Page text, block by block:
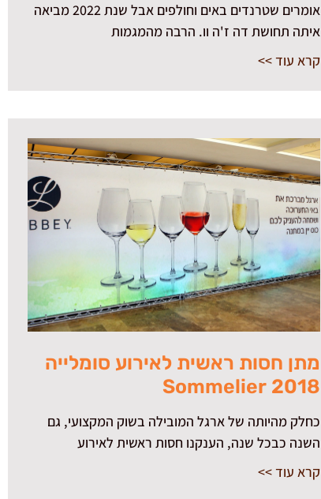
אומרים שטרנדים באים וחולפים אבל שנת 2022 מביאה
איתה תחושת דה ז'ה וו. הרבה מהמגמות
קרא עוד >>
מתן חסות ראשית לאירוע סומלייה
2018 Sommelier
כחלק מהיותה של ארגל המובילה בשוק המקצועי, גם
השנה כבכל שנה, הענקנו חסות ראשית לאירוע
קרא עוד >>